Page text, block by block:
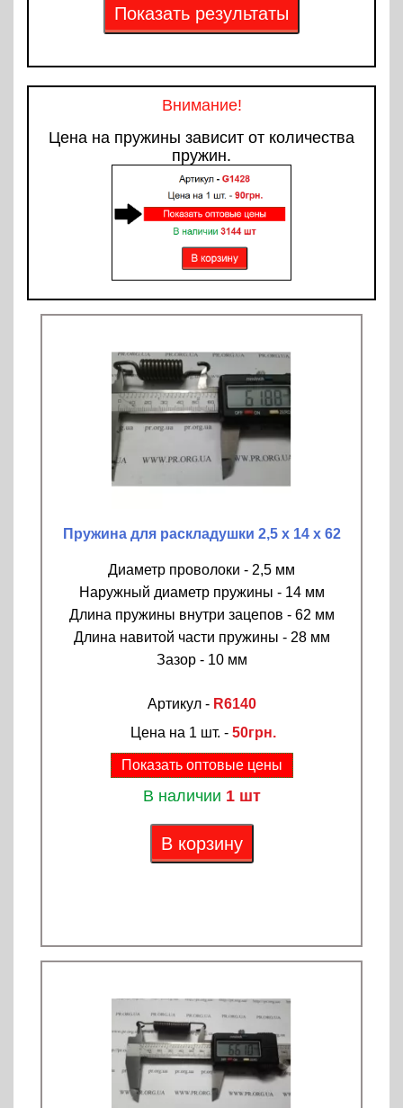
Внимание!
Цена на пружины зависит от количества
пружин.
Пружина для раскладушки 2,5 х 14 х 62
Диаметр проволоки - 2,5 мм
Наружный диаметр пружины - 14 мм
Длина пружины внутри зацепов - 62 мм
Длина навитой части пружины - 28 мм
Зазор - 10 мм
Артикул - R6140
Цена на 1 шт. - 50грн.
Показать оптовые цены
В наличии 1 шт
В корзину